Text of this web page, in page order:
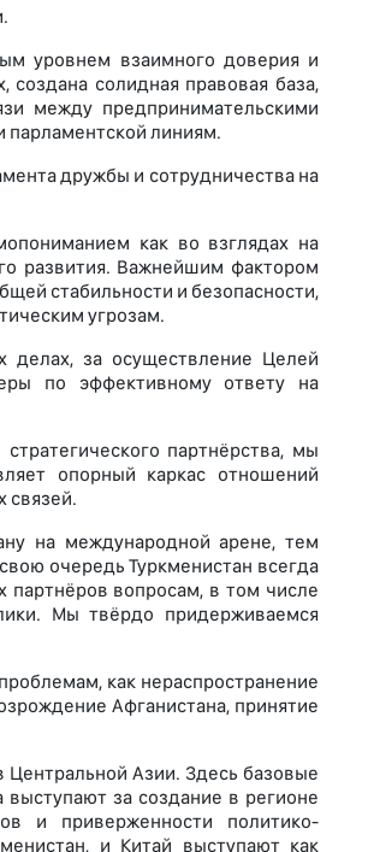
уровнем взаимного доверия и
солидная правовая база,
между предпринимательскими
парламентской линиям.
дружбы и сотрудничества на
как во взглядах на
развития. Важнейшим фактором
стабильности и безопасности,
угрозам.
за осуществление Целей
по эффективному ответу на
партнёрства, мы
опорный каркас отношений
связей.
на международной арене, тем
очередь Туркменистан всегда
вопросам, в том числе
Мы твёрдо придерживаемся
как нераспространение
Афганистана, принятие
Центральной Азии. Здесь базовые
выступают за создание в регионе
и приверженности политико-
и Китай выступают как